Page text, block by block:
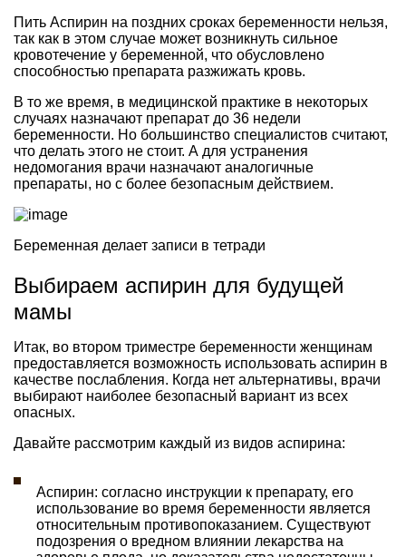
Пить Аспирин на поздних сроках беременности нельзя,
так как в этом случае может возникнуть сильное
кровотечение у беременной, что обусловлено
способностью препарата разжижать кровь.
В то же время, в медицинской практике в некоторых
случаях назначают препарат до 36 недели
беременности. Но большинство специалистов считают,
что делать этого не стоит. А для устранения
недомогания врачи назначают аналогичные
препараты, но с более безопасным действием.
Беременная делает записи в тетради
Выбираем аспирин для будущей
мамы
Итак, во втором триместре беременности женщинам
предоставляется возможность использовать аспирин в
качестве послабления. Когда нет альтернативы, врачи
выбирают наиболее безопасный вариант из всех
опасных.
Давайте рассмотрим каждый из видов аспирина:
Аспирин: согласно инструкции к препарату, его
использование во время беременности является
относительным противопоказанием. Существуют
подозрения о вредном влиянии лекарства на